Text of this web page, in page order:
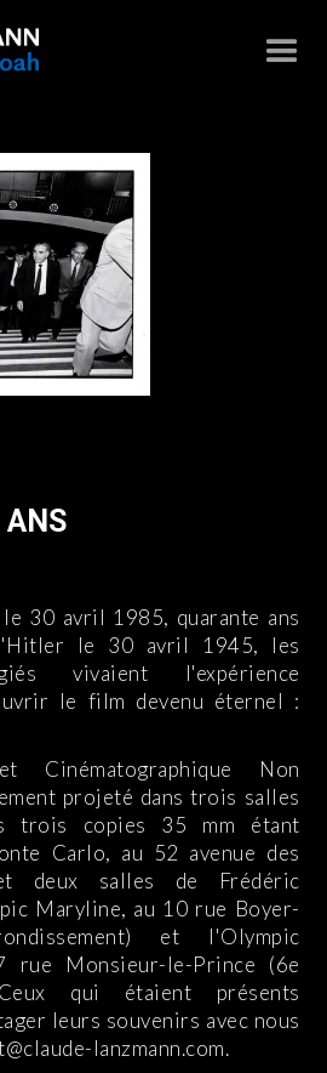
ANS
30 avril 1985, quarante ans
le 30 avril 1945, les
vivaient l'expérience
le film devenu éternel :
Cinématographique Non
projeté dans trois salles
trois copies 35 mm étant
Carlo, au 52 avenue des
et deux salles de Frédéric
Maryline, au 10 rue Boyer-
et l'Olympic
rue Monsieur-le-Prince (6e
Ceux qui étaient présents
leurs souvenirs avec nous
lanzmann.com.